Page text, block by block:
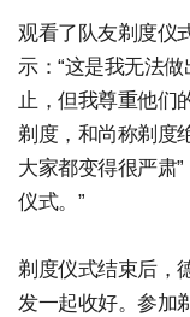
观看了队友剃度仪
示：“这是我无法做
止，但我尊重他们
剃度，和尚称剃度
大家都变得很严肃
仪式。”
剃度仪式结束后，
发一起收好。参加